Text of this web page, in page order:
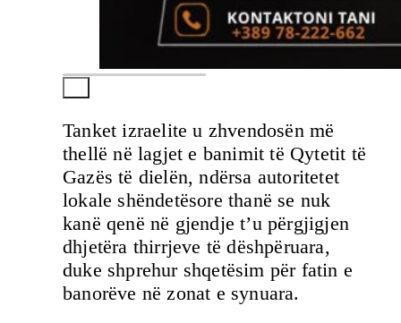
Tanket izraelite u zhvendosën më
thellë në lagjet e banimit të Qytetit të
Gazës të dielën, ndërsa autoritetet
lokale shëndetësore thanë se nuk
kanë qenë në gjendje t’u përgjigjen
dhjetëra thirrjeve të dëshpëruara,
duke shprehur shqetësim për fatin e
banorëve në zonat e synuara.